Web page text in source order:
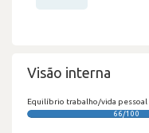
Visão interna
Equilíbrio trabalho/vida pessoal
66/100